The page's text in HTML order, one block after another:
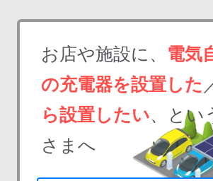
お店や施設に、 電気
の充電器を設置した
ら設置したい、とい
さまへ